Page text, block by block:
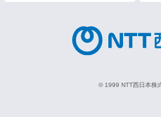
© 1999 NTT西日本株